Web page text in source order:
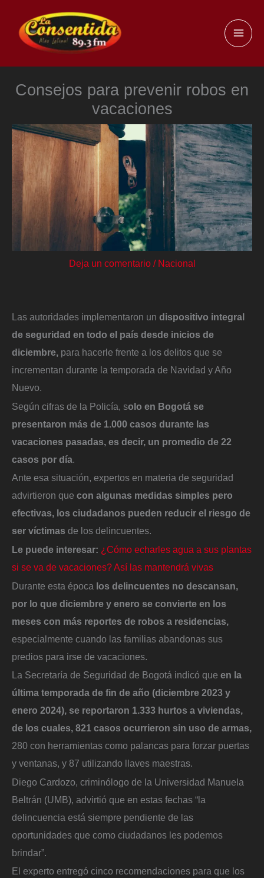
contenido
Consejos para prevenir robos en
vacaciones
Deja un comentario / Nacional
Las autoridades implementaron un dispositivo integral
de seguridad en todo el país desde inicios de
diciembre, para hacerle frente a los delitos que se
incrementan durante la temporada de Navidad y Año
Nuevo.
Según cifras de la Policía, solo en Bogotá se
presentaron más de 1.000 casos durante las
vacaciones pasadas, es decir, un promedio de 22
casos por día.
Ante esa situación, expertos en materia de seguridad
advirtieron que con algunas medidas simples pero
efectivas, los ciudadanos pueden reducir el riesgo de
ser víctimas de los delincuentes.
Le puede interesar: ¿Cómo echarles agua a sus plantas
si se va de vacaciones? Así las mantendrá vivas
Durante esta época los delincuentes no descansan,
por lo que diciembre y enero se convierte en los
meses con más reportes de robos a residencias,
especialmente cuando las familias abandonas sus
predios para irse de vacaciones.
La Secretaría de Seguridad de Bogotá indicó que en la
última temporada de fin de año (diciembre 2023 y
enero 2024), se reportaron 1.333 hurtos a viviendas,
de los cuales, 821 casos ocurrieron sin uso de armas,
280 con herramientas como palancas para forzar puertas
y ventanas, y 87 utilizando llaves maestras.
Diego Cardozo, criminólogo de la Universidad Manuela
Beltrán (UMB), advirtió que en estas fechas “la
delincuencia está siempre pendiente de las
oportunidades que como ciudadanos les podemos
brindar”.
El experto entregó cinco recomendaciones para que los